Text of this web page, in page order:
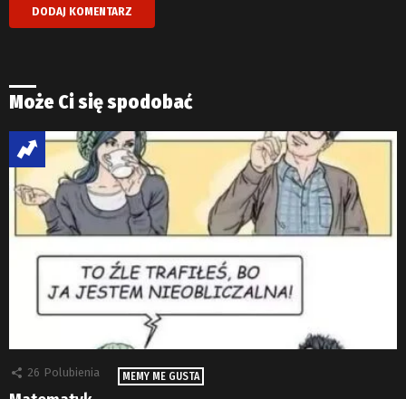
Może Ci się spodobać
26 Polubienia MEMY ME GUSTA